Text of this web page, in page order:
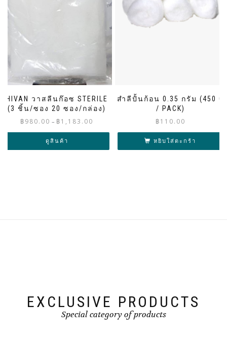
HIVAN วาสลีนก๊อซ STERILE
(3 ชิ้น/ซอง 20 ซอง/กล่อง)
฿980.00 – ฿1,183.00
through
ดูสินค้า
สำลีปั้นก้อน 0.35 กรัม (450 G
/ PACK)
฿110.00
หยิบใส่ตะกร้า
EXCLUSIVE PRODUCTS
Special category of products